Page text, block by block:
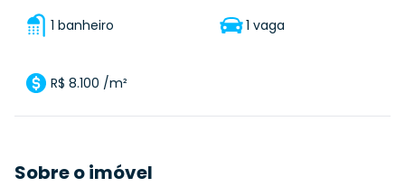
1 banheiro 1 vaga
R$ 8.100 /m²
Sobre o imóvel